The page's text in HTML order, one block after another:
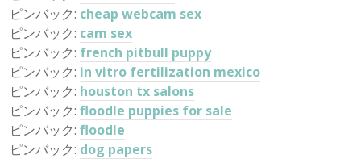
ピンバック: cheap webcam sex
ピンバック: cam sex
ピンバック: french pitbull puppy
ピンバック: in vitro fertilization mexico
ピンバック: houston tx salons
ピンバック: floodle puppies for sale
ピンバック: floodle
ピンバック: dog papers